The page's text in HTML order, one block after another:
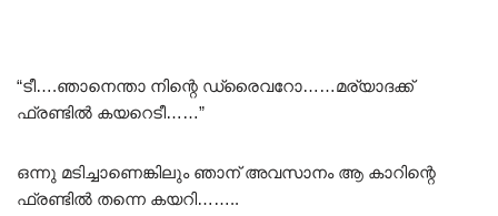
“ടീ….ഞാനെന്താ നിന്റെ ഡ്രൈവറോ……മര്യാദക്ക്
ഫ്രണ്ടിൽ കയറെടീ……”
ഒന്നു മടിച്ചാണെങ്കിലും ഞാന് അവസാനം ആ കാറിന്റെ
ഫ്രണ്ടിൽ തന്നെ കയറി……..